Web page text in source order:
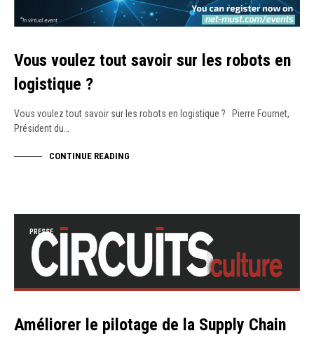
Vous voulez tout savoir sur les robots en
logistique ?
Vous voulez tout savoir sur les robots en logistique ? Pierre Fournet,
Président du…
CONTINUE READING
PRESSE
Améliorer le pilotage de la Supply Chain